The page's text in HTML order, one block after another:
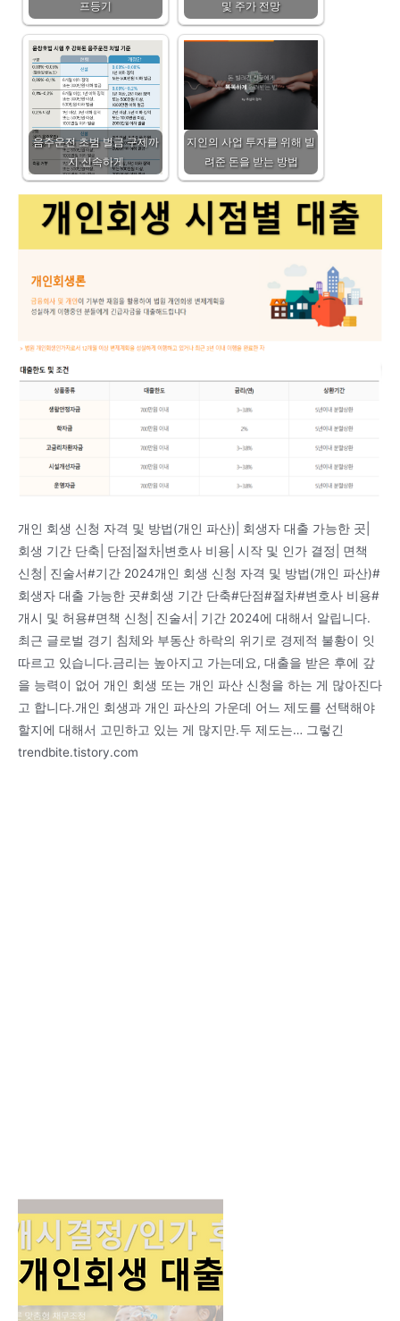
프등기 및 주가 전망
음주운전 초범 벌금 구제까
지 신속하게
지인의 사업 투자를 위해 빌
려준 돈을 받는 방법
개인 회생 신청 자격 및 방법(개인 파산)| 회생자 대출 가능한 곳|
회생 기간 단축| 단점|절차|변호사 비용| 시작 및 인가 결정| 면책
신청| 진술서#기간 2024개인 회생 신청 자격 및 방법(개인 파산)#
회생자 대출 가능한 곳#회생 기간 단축#단점#절차#변호사 비용#
개시 및 허용#면책 신청| 진술서| 기간 2024에 대해서 알립니다.
최근 글로벌 경기 침체와 부동산 하락의 위기로 경제적 불황이 잇
따르고 있습니다.금리는 높아지고 가는데요, 대출을 받은 후에 갚
을 능력이 없어 개인 회생 또는 개인 파산 신청을 하는 게 많아진다
고 합니다.개인 회생과 개인 파산의 가운데 어느 제도를 선택해야
할지에 대해서 고민하고 있는 게 많지만.두 제도는… 그렇긴
trendbite.tistory.com